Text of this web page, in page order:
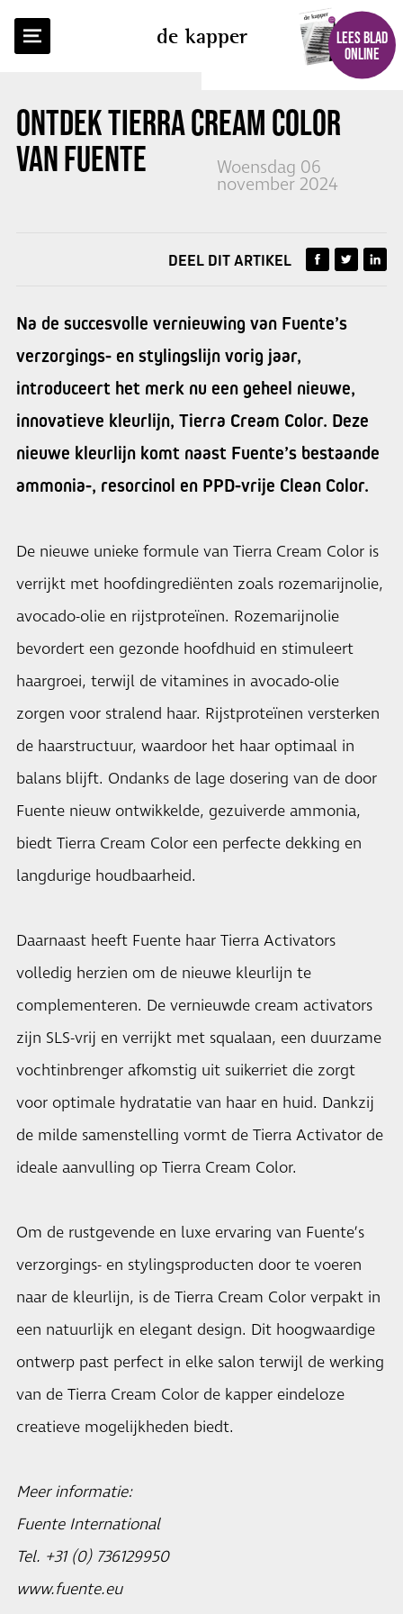
de kapper
LEES BLAD
ONLINE
ONTDEK TIERRA CREAM COLOR
VANFUENTE Woensdag 06
november 2024
TERUG NAAR OVERZICHT
DEEL DIT ARTIKEL
Na de succesvolle vernieuwing van Fuente’s
verzorgings- en stylingslijn vorig jaar,
introduceert het merk nu een geheel nieuwe,
innovatieve kleurlijn, Tierra Cream Color. Deze
nieuwe kleurlijn komt naast Fuente’s bestaande
ammonia-, resorcinol en PPD-vrije Clean Color.
De nieuwe unieke formule van Tierra Cream Color is
verrijkt met hoofdingrediënten zoals rozemarijnolie,
avocado-olie en rijstproteïnen. Rozemarijnolie
bevordert een gezonde hoofdhuid en stimuleert
haargroei, terwijl de vitamines in avocado-olie
zorgen voor stralend haar. Rijstproteïnen versterken
de haarstructuur, waardoor het haar optimaal in
balans blijft. Ondanks de lage dosering van de door
Fuente nieuw ontwikkelde, gezuiverde ammonia,
biedt Tierra Cream Color een perfecte dekking en
langdurige houdbaarheid.
Daarnaast heeft Fuente haar Tierra Activators
volledig herzien om de nieuwe kleurlijn te
complementeren. De vernieuwde cream activators
zijn SLS-vrij en verrijkt met squalaan, een duurzame
vochtinbrenger afkomstig uit suikerriet die zorgt
voor optimale hydratatie van haar en huid. Dankzij
de milde samenstelling vormt de Tierra Activator de
ideale aanvulling op Tierra Cream Color.
Om de rustgevende en luxe ervaring van Fuente’s
verzorgings- en stylingsproducten door te voeren
naar de kleurlijn, is de Tierra Cream Color verpakt in
een natuurlijk en elegant design. Dit hoogwaardige
ontwerp past perfect in elke salon terwijl de werking
van de Tierra Cream Color de kapper eindeloze
creatieve mogelijkheden biedt.
Meer informatie:
Fuente International
Tel. +31 (0) 736129950
www.fuente.eu